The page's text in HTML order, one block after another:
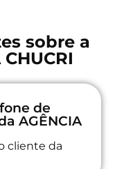
sobre a
de
AGÊNCIA
cliente da